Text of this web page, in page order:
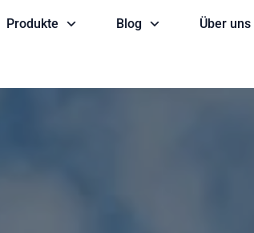
Produkte Blog Über uns